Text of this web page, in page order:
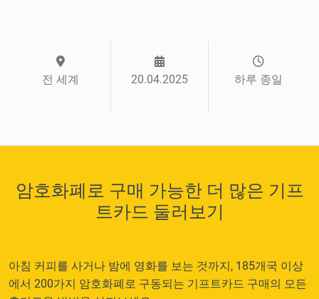
전 세계 20.04.2025 하루 종일
암호화폐로 구매 가능한 더 많은 기프
트카드 둘러보기
아침 커피를 사거나 밤에 영화를 보는 것까지, 185개국 이상
에서 200가지 암호화폐로 구동되는 기프트카드 구매의 모든